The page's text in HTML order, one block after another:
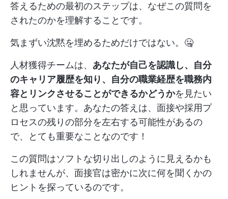
答えるための最初のステップは、なぜこの質問を
されたのかを理解することです。
気まずい沈黙を埋めるためだけではない。🤐
人材獲得チームは、 あなたが自己を認識し、自分
のキャリア履歴を知り、自分の職業経歴を職務内
容とリンクさせることができるかどうかを見たい
と思っています。あなたの答えは、面接や採用プ
ロセスの残りの部分を左右する可能性があるの
で、とても重要なことなのです！
この質問はソフトな切り出しのように見えるかも
しれませんが、面接官は密かに次に何を聞くかの
ヒントを探っているのです。